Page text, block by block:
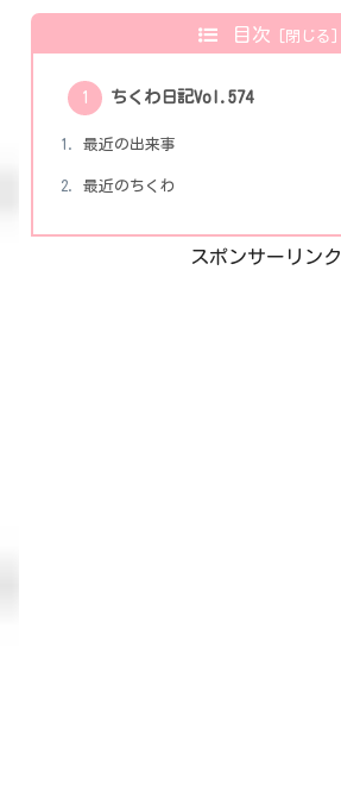
目次
ちくわ日記Vol.574
最近の出来事
最近のちくわ
スポンサーリンク